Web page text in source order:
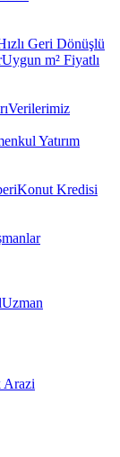
Geri Dönüşlü
Uygun m² Fiyatlı
Verilerimiz
Yatırım
Konut Kredisi
Uzman
Arazi